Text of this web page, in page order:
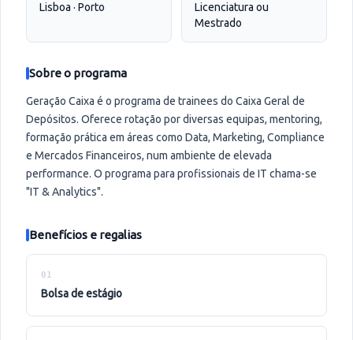
Lisboa · Porto
Licenciatura ou
Mestrado
Sobre o programa
Geração Caixa é o programa de trainees do Caixa Geral de
Depósitos. Oferece rotação por diversas equipas, mentoring,
formação prática em áreas como Data, Marketing, Compliance
e Mercados Financeiros, num ambiente de elevada
performance. O programa para profissionais de IT chama-se
"IT & Analytics".
Benefícios e regalias
01
bolsa de estágio